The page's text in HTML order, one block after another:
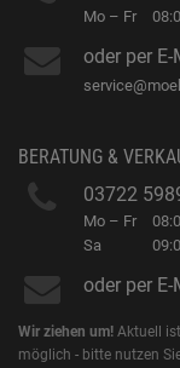
Mo – Fr
oder per E-
BERATUNG &
03722
Mo – Fr
Sa
oder per E-
Wir ziehen um! Aktuell
möglich - bitte nutzen